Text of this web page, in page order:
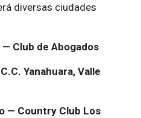
diversas ciudades
Club de Abogados
Yanahuara, Valle
— Country Club Los